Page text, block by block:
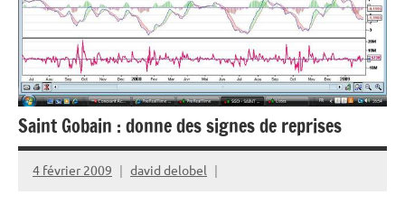
Saint Gobain : donne des signes de reprises
4 février 2009 david delobel